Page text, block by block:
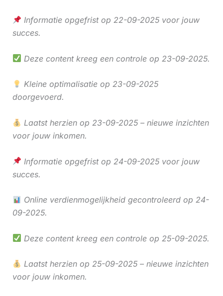
Informatie opgefrist op 22-09-2025 voor jouw
succes.
Deze content kreeg een controle op 23-09-2025.
Kleine optimalisatie op 23-09-2025
doorgevoerd.
Laatst herzien op 23-09-2025 – nieuwe inzichten
voor jouw inkomen.
Informatie opgefrist op 24-09-2025 voor jouw
succes.
Online verdienmogelijkheid gecontroleerd op 24-
09-2025.
Deze content kreeg een controle op 25-09-2025.
Laatst herzien op 25-09-2025 – nieuwe inzichten
voor jouw inkomen.